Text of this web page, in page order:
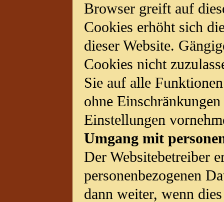
Browser greift auf
Cookies erhöht sich
dieser Website.
Cookies nicht
Sie auf alle
ohne
Einstellungen
Umgang mit
Der Websitebetreiber
personenbezogenen
dann weiter, wenn